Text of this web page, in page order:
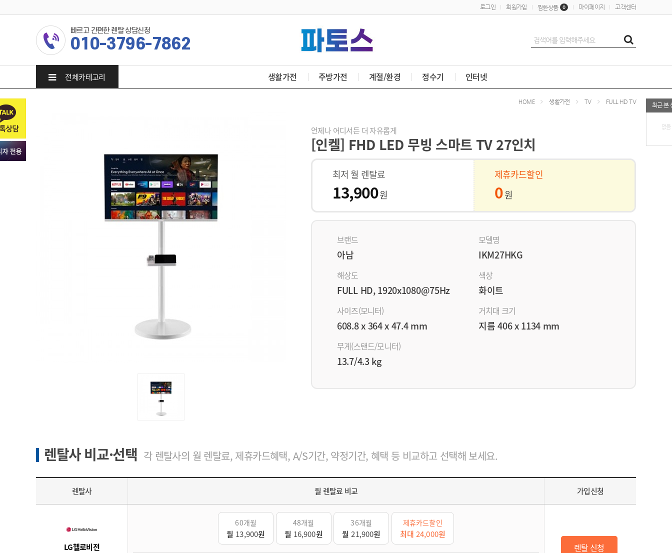
로그인 회원가입 찜한상품 0 마이페이지 고객센터
빠르고 간편한 렌탈 상담신청
010-3796-7862
전체카테고리 생활가전 주방가전 계절/환경 정수기 인터넷
최근 본
없음
HOME 생활가전 TV FULL HD TV
언제나 어디서든 더 자유롭게
[인켈] FHD LED 무빙 스마트 TV 27인치
최저 월 렌탈료
13,900원
제휴카드할인
0원
브랜드
아남
모델명
IKM27HKG
해상도
FULL HD, 1920x1080@75Hz
색상
화이트
사이즈(모니터)
608.8 x 364 x 47.4 mm
거치대 크기
지름 406 x 1134 mm
무게(스탠드/모니터)
13.7/4.3 kg
렌탈사 비교·선택 각 렌탈사의 월 렌탈료, 제휴카드혜택, A/S기간, 약정기간, 혜택 등 비교하고 선택해 보세요.
렌탈사 월 렌탈료 비교 가입신청
LG헬로비전
60개월
월 13,900원
48개월
월 16,900원
36개월
월21,900원
제휴카드할인
최대24,000원
렌탈 신청